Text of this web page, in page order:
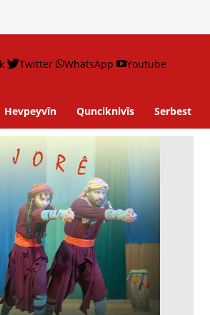
Twitter WhatsApp Youtube
Hevpeyvîn Qunciknivîs Serbest